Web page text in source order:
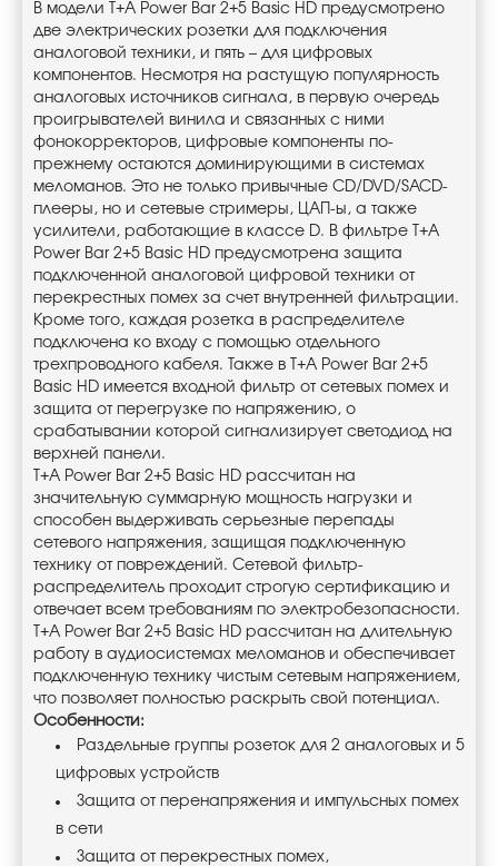
В модели T+A Power Bar 2+5 Basic HD предусмотрено
две электрических розетки для подключения
аналоговой техники, и пять – для цифровых
компонентов. Несмотря на растущую популярность
аналоговых источников сигнала, в первую очередь
проигрывателей винила и связанных с ними
фонокорректоров, цифровые компоненты по-
прежнему остаются доминирующими в системах
меломанов. Это не только привычные CD/DVD/SACD-
плееры, но и сетевые стримеры, ЦАП-ы, а также
усилители, работающие в классе D. В фильтре T+A
Power Bar 2+5 Basic HD предусмотрена защита
подключенной аналоговой цифровой техники от
перекрестных помех за счет внутренней фильтрации.
Кроме того, каждая розетка в распределителе
подключена ко входу с помощью отдельного
трехпроводного кабеля. Также в T+A Power Bar 2+5
Basic HD имеется входной фильтр от сетевых помех и
защита от перегрузке по напряжению, о
срабатывании которой сигнализирует светодиод на
верхней панели.
T+A Power Bar 2+5 Basic HD рассчитан на
значительную суммарную мощность нагрузки и
способен выдерживать серьезные перепады
сетевого напряжения, защищая подключенную
технику от повреждений. Сетевой фильтр-
распределитель проходит строгую сертификацию и
отвечает всем требованиям по электробезопасности.
T+A Power Bar 2+5 Basic HD рассчитан на длительную
работу в аудиосистемах меломанов и обеспечивает
подключенную технику чистым сетевым напряжением,
что позволяет полностью раскрыть свой потенциал.
Особенности:
Раздельные группы розеток для 2 аналоговых и 5
цифровых устройств
Защита от перенапряжения и импульсных помех
в сети
Защита от перекрестных помех,